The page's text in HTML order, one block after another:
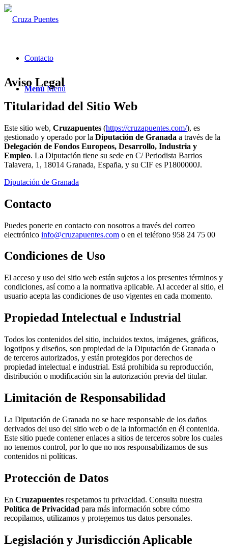
Contacto
Menú Menú
Aviso Legal
Titularidad del Sitio Web
Este sitio web, Cruzapuentes (https://cruzapuentes.com/), es
gestionado y operado por la Diputación de Granada a través de la
Delegación de Fondos Europeos, Desarrollo, Industria y
Empleo. La Diputación tiene su sede en C/ Periodista Barrios
Talavera, 1, 18014 Granada, España, y su CIF es P1800000J.
Diputación de Granada
Contacto
Puedes ponerte en contacto con nosotros a través del correo
electrónico info@cruzapuentes.com o en el teléfono 958 24 75 00
Condiciones de Uso
El acceso y uso del sitio web están sujetos a los presentes términos y
condiciones, así como a la normativa aplicable. Al acceder al sitio, el
usuario acepta las condiciones de uso vigentes en cada momento.
Propiedad Intelectual e Industrial
Todos los contenidos del sitio, incluidos textos, imágenes, gráficos,
logotipos y diseños, son propiedad de la Diputación de Granada o
de terceros autorizados, y están protegidos por derechos de
propiedad intelectual e industrial. Está prohibida su reproducción,
distribución o modificación sin la autorización previa del titular.
Limitación de Responsabilidad
La Diputación de Granada no se hace responsable de los daños
derivados del uso del sitio web o de la información en él contenida.
Este sitio puede contener enlaces a sitios de terceros sobre los cuales
no tenemos control, por lo que no nos responsabilizamos de sus
contenidos ni políticas.
Protección de Datos
En Cruzapuentes respetamos tu privacidad. Consulta nuestra
Política de Privacidad para más información sobre cómo
recopilamos, utilizamos y protegemos tus datos personales.
Legislación y Jurisdicción Aplicable